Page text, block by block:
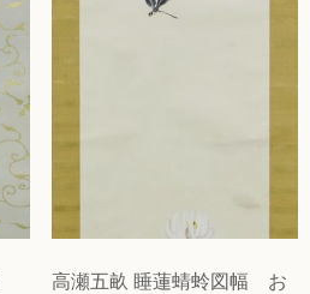
高瀬五畝 睡蓮蜻蛉図幅 お